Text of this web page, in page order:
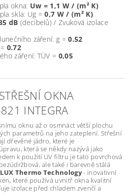
okna: Uw = 1,1 W / (m² K)
skla: Ug =0,7 W / (m² K)
dB (decibelů) / Zvuková izolace
záření: g =0.52
0.72
záření: TÜV = 0,05
OKNA
INTEGRA
oknu až o osmnáct větší plochu
parametrů na jeho zateplení. Střešní
dřevěné jádro, které je
která se někdy nazývá jako
k použití UV filtru je tato povrchová
ale také i barevně stálá
Thermo Technology- inovativní
které používá uvnitř okna kvalitní
izolace před chladem zvenčí a